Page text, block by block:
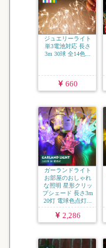
ジュエリーライト
単3電池対応 長さ
3m 30球 全14色...
660
ガーランドライト
お部屋のおしゃれ
な照明 星形クリッ
プシェード 長さ3m
20灯 電球色点灯...
2,286